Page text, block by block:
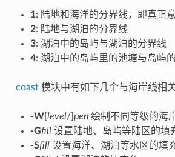
1: 陆地和海洋的分界线，即真正
2: 陆地与湖泊的分界线
3: 湖泊中的岛屿与湖泊的分界线
4: 湖泊中的岛屿里的池塘与岛屿
coast模块中有如下几个与海岸线相关
-W[ level/] pen绘制不同等级的海
-Gfill设置陆地、岛屿等陆区的填
-Sfill设置海洋、湖泊等水区的填